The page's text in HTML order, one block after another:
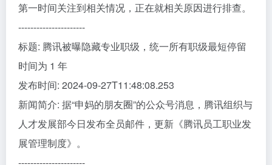
第一时间关注到相关情况，正在就相关原因进行排查。
----------------------
标题: 腾讯被曝隐藏专业职级，统一所有职级最短停留
时间为 1 年
发布时间: 2024-09-27T11:48:08.253
新闻简介: 据“申妈的朋友圈”的公众号消息，腾讯组织与
人才发展部今日发布全员邮件，更新《腾讯员工职业发
展管理制度》。